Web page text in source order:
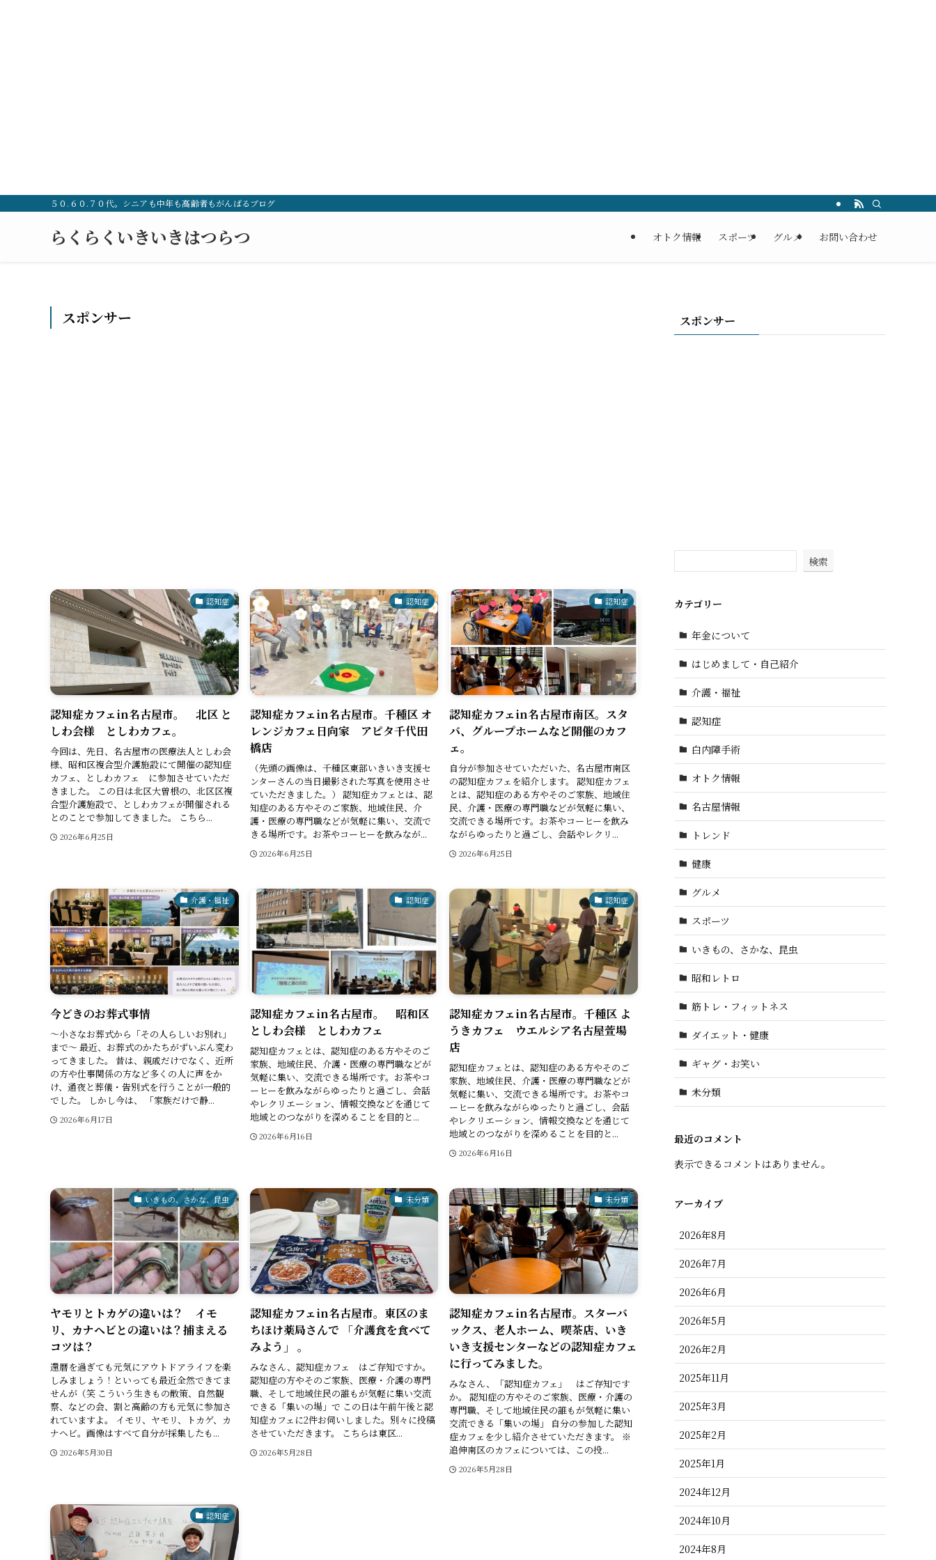
５０.６０.７０代。シニアも中年も高齢者もがんばるブログ
らくらくいきいきはつらつ オトク情報 スポーツ グルメ お問い合わせ
スポンサー
認知症
認知症カフェin名古屋市。 北区 と
しわ会様 としわカフェ。
今回は、先日、名古屋市の医療法人としわ会
様、昭和区複合型介護施設にて開催の認知症
カフェ、としわカフェ に参加させていただ
きました。 この日は北区大曽根の、北区区複
合型介護施設で、としわカフェが開催される
とのことで参加してきました。 こちら...
2026年6月25日
認知症
認知症カフェin名古屋市。千種区 オ
レンジカフェ日向家 アピタ千代田
橋店
（先頭の画像は、千種区東部いきいき支援セ
ンターさんの当日撮影された写真を使用させ
ていただきました。） 認知症カフェとは、認
知症のある方やそのご家族、地域住民、介
護・医療の専門職などが気軽に集い、交流で
きる場所です。お茶やコーヒーを飲みなが...
2026年6月25日
認知症
認知症カフェin名古屋市南区。スタ
バ、グループホームなど開催のカフ
ェ。
自分が参加させていただいた、名古屋市南区
の認知症カフェを紹介します。 認知症カフェ
とは、認知症のある方やそのご家族、地域住
民、介護・医療の専門職などが気軽に集い、
交流できる場所です。お茶やコーヒーを飲み
ながらゆったりと過ごし、会話やレクリ...
2026年6月25日
介護・福祉
今どきのお葬式事情
～小さなお葬式から「その人らしいお別れ」
まで～ 最近、お葬式のかたちがずいぶん変わ
ってきました。 昔は、親戚だけでなく、近所
の方や仕事関係の方など多くの人に声をか
け、通夜と葬儀・告別式を行うことが一般的
でした。 しかし今は、 「家族だけで静...
2026年6月17日
認知症
認知症カフェin名古屋市。 昭和区
としわ会様 としわカフェ
認知症カフェとは、認知症のある方やそのご
家族、地域住民、介護・医療の専門職などが
気軽に集い、交流できる場所です。お茶やコ
ーヒーを飲みながらゆったりと過ごし、会話
やレクリエーション、情報交換などを通じて
地域とのつながりを深めることを目的と...
2026年6月16日
認知症
認知症カフェin名古屋市。千種区 よ
うきカフェ ウエルシア名古屋萱場
店
認知症カフェとは、認知症のある方やそのご
家族、地域住民、介護・医療の専門職などが
気軽に集い、交流できる場所です。お茶やコ
ーヒーを飲みながらゆったりと過ごし、会話
やレクリエーション、情報交換などを通じて
地域とのつながりを深めることを目的と...
2026年6月16日
いきもの、さかな、昆虫
ヤモリとトカゲの違いは？ イモ
リ、カナヘビとの違いは？捕まえる
コツは？
還暦を過ぎても元気にアウトドアライフを楽
しみましょう！といっても最近全然できてま
せんが（笑 こういう生きもの散策、自然観
察、などの会、割と高齢の方も元気に参加さ
れていますよ。 イモリ、ヤモリ、トカゲ、カ
ナヘビ。画像はすべて自分が採集したも...
2026年5月30日
未分類
認知症カフェin名古屋市。東区のま
ちほけ薬局さんで 「介護食を食べて
みよう」 。
みなさん、認知症カフェ はご存知ですか。
認知症の方やそのご家族、医療・介護の専門
職、そして地域住民の誰もが気軽に集い交流
できる「集いの場」で この日は午前午後と認
知症カフェに2件お伺いしました。別々に投稿
させていただきます。 こちらは東区...
2026年5月28日
未分類
認知症カフェin名古屋市。スターバ
ックス、老人ホーム、喫茶店、いき
いき支援センターなどの認知症カフェ
に行ってみました。
みなさん、「認知症カフェ」 はご存知です
か。 認知症の方やそのご家族、医療・介護の
専門職、そして地域住民の誰もが気軽に集い
交流できる「集いの場」 自分の参加した認知
症カフェを少し紹介させていただきます。 ※
追伸南区のカフェについては、この投...
2026年5月28日
認知症
スポンサー
検索
カテゴリー
年金について
はじめまして・自己紹介
介護・福祉
認知症
白内障手術
オトク情報
名古屋情報
トレンド
健康
グルメ
スポーツ
いきもの、さかな、昆虫
昭和レトロ
筋トレ・フィットネス
ダイエット・健康
ギャグ・お笑い
未分類
最近のコメント
表示できるコメントはありません。
アーカイブ
2026年8月
2026年7月
2026年6月
2026年5月
2026年2月
2025年11月
2025年3月
2025年2月
2025年1月
2024年12月
2024年10月
2024年8月